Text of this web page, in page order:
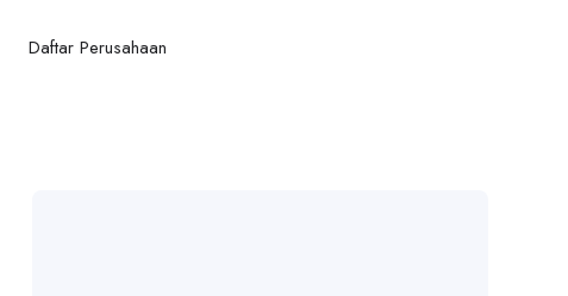
Daftar Perusahaan